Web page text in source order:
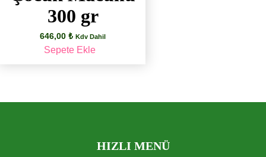
300 gr
646,00₺ Kdv Dahil
Sepete Ekle
HIZLI MENÜ